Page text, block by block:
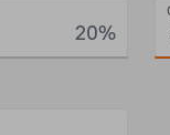
20%